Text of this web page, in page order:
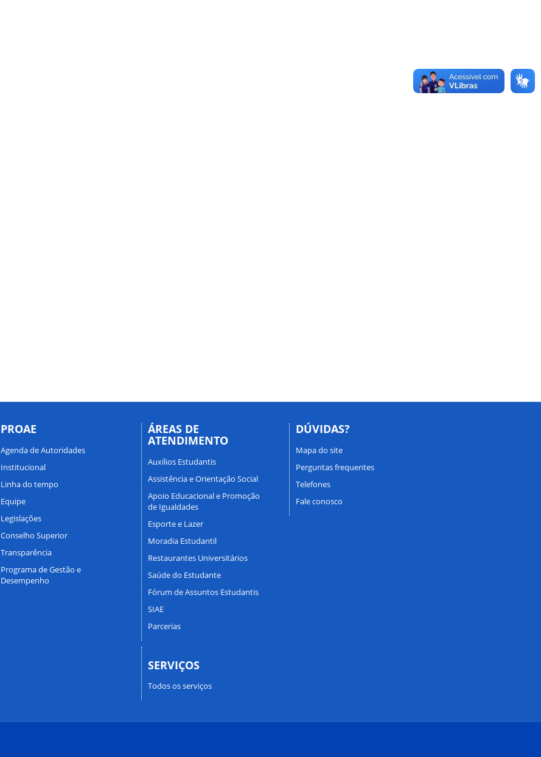
PROAE
Agenda de Autoridades
Institucional
Linha do tempo
Equipe
Legislações
Conselho Superior
Transparência
Programa de Gestão e
Desempenho
ÁREAS DE
ATENDIMENTO
Auxílios Estudantis
Assistência e Orientação Social
Apoio Educacional e Promoção
de Igualdades
Esporte e Lazer
Moradia Estudantil
Restaurantes Universitários
Saúde do Estudante
Fórum de Assuntos Estudantis
SIAE
Parcerias
SERVIÇOS
Todos os serviços
DÚVIDAS?
Mapa do site
Perguntas frequentes
Telefones
Fale conosco